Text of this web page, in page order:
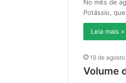
No mês de
Potássio,
Leia mais »
19 de
Volume